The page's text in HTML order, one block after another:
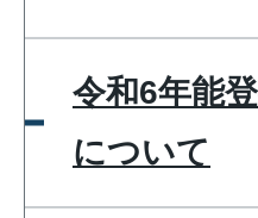
令和6年能
について